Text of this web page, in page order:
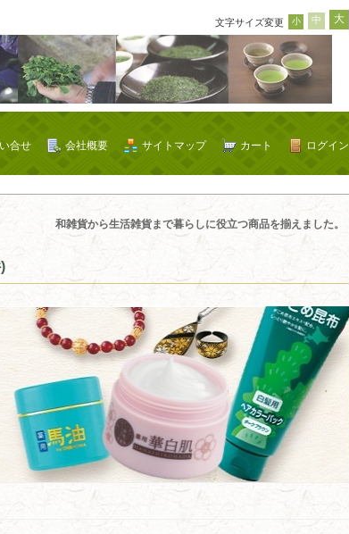
文字サイズ変更 小 中 大
ログイン
カート
サイトマップ
会社概要
合せ
和雑貨から生活雑貨まで暮らしに役立つ商品を揃えました。